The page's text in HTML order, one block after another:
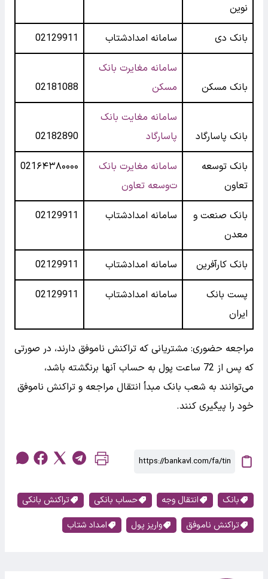
نوین
بانک دی سامانه امدادشتاب 02129911
بانک مسکن
سامانه مغایرت بانک
مسکن
02181088
بانک پاسارگاد
سامانه مغایت بانک
پاسارگاد
02182890
بانک توسعه
تعاون
سامانه مغایرت بانک
توسعه تعاون
021۶۴۳۸۰۰۰۰
بانک صنعت و
معدن
سامانه امدادشتاب 02129911
بانک کارآفرین سامانه امدادشتاب 02129911
پست بانک
ایران
سامانه امدادشتاب 02129911
مراجعه حضوری: مشتریانی که تراکنش ناموفق دارند، در صورتی
که پس از 72 ساعت پول به حساب آنها برنگشته باشد،
می‌توانند به شعب بانک مبدأ انتقال مراجعه و تراکنش ناموفق
خود را پیگیری کنند.
بانک انتقال وجه حساب بانکی
تراکنش بانکی
تراکنش ناموفق
واریز پول امداد شتاب